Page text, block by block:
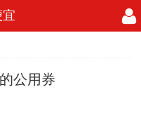
公用券